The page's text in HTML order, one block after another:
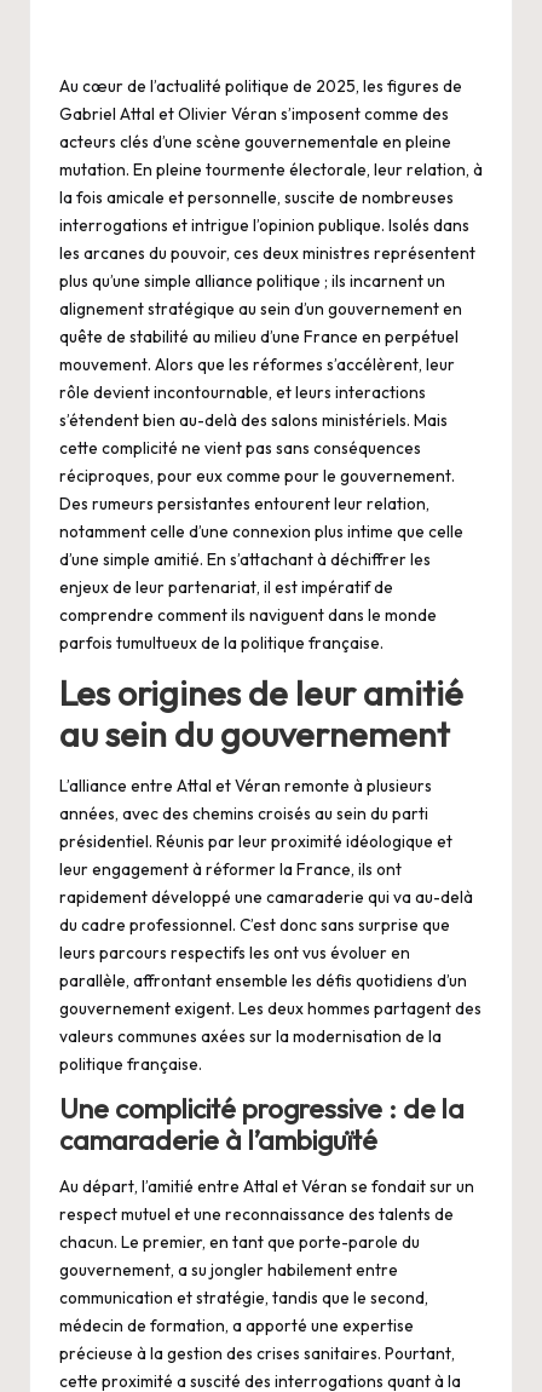
Au cœur de l’actualité politique de 2025, les figures de
Gabriel Attal et Olivier Véran s’imposent comme des
acteurs clés d’une scène gouvernementale en pleine
mutation. En pleine tourmente électorale, leur relation, à
la fois amicale et personnelle, suscite de nombreuses
interrogations et intrigue l’opinion publique. Isolés dans
les arcanes du pouvoir, ces deux ministres représentent
plus qu’une simple alliance politique ; ils incarnent un
alignement stratégique au sein d’un gouvernement en
quête de stabilité au milieu d’une France en perpétuel
mouvement. Alors que les réformes s’accélèrent, leur
rôle devient incontournable, et leurs interactions
s’étendent bien au-delà des salons ministériels. Mais
cette complicité ne vient pas sans conséquences
réciproques, pour eux comme pour le gouvernement.
Des rumeurs persistantes entourent leur relation,
notamment celle d’une connexion plus intime que celle
d’une simple amitié. En s’attachant à déchiffrer les
enjeux de leur partenariat, il est impératif de
comprendre comment ils naviguent dans le monde
parfois tumultueux de la politique française.
Les origines de leur amitié
au sein du gouvernement
L’alliance entre Attal et Véran remonte à plusieurs
années, avec des chemins croisés au sein du parti
présidentiel. Réunis par leur proximité idéologique et
leur engagement à réformer la France, ils ont
rapidement développé une camaraderie qui va au-delà
du cadre professionnel. C’est donc sans surprise que
leurs parcours respectifs les ont vus évoluer en
parallèle, affrontant ensemble les défis quotidiens d’un
gouvernement exigent. Les deux hommes partagent des
valeurs communes axées sur la modernisation de la
politique française.
Une complicité progressive : de la
camaraderie à l’ambiguïté
Au départ, l’amitié entre Attal et Véran se fondait sur un
respect mutuel et une reconnaissance des talents de
chacun. Le premier, en tant que porte-parole du
gouvernement, a su jongler habilement entre
communication et stratégie, tandis que le second,
médecin de formation, a apporté une expertise
précieuse à la gestion des crises sanitaires. Pourtant,
cette proximité a suscité des interrogations quant à la